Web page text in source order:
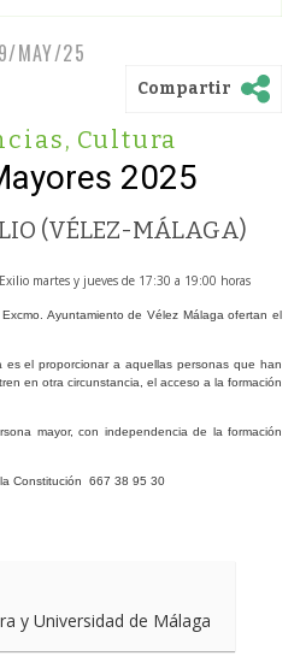
MAY/25
Compartir
, Cultura
2025
(VÉLEZ-MÁLAGA)
martes y jueves de 17:30 a 19:00 horas
Ayuntamiento de Vélez Málaga ofertan el
el proporcionar a aquellas personas que han
en otra circunstancia, el acceso a la formación
mayor, con independencia de la formación
Constitución 667 38 95 30
y Universidad de Málaga